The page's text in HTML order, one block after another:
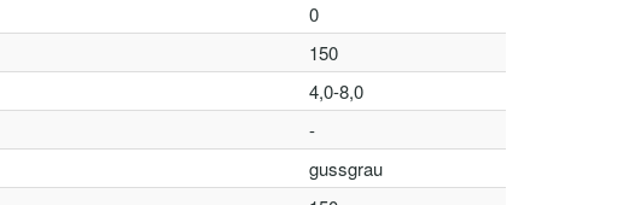
0
150
4,0-8,0
-
gussgrau